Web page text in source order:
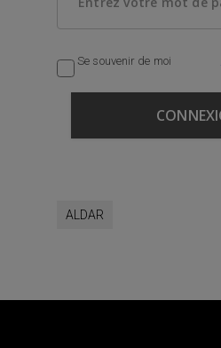
Se souvenir de moi
ALDAR